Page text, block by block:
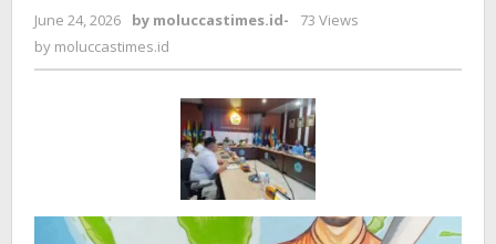
June 24, 2026 by moluccastimes.id-
73 Views
by moluccastimes.id